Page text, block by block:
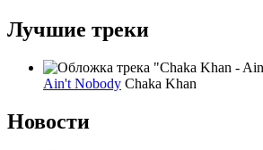
Лучшие треки
Ain't Nobody Chaka Khan
Новости